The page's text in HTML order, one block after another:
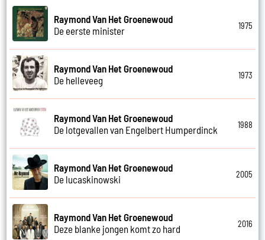
Raymond Van Het Groenewoud
De eerste minister
1975
Raymond Van Het Groenewoud
De helleveeg
1973
Raymond Van Het Groenewoud
De lotgevallen van Engelbert Humperdinck
1988
Raymond Van Het Groenewoud
De lucaskinowski
2005
Raymond Van Het Groenewoud
Deze blanke jongen komt zo hard
2016